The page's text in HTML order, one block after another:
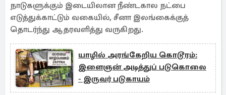
நாடுகளுக்கும் இடையிலான நீண்டகால நட்பை
எடுத்துக்காட்டும் வகையில், சீனா இலங்கைக்குத்
தொடர்ந்து ஆதரவளித்து வருகிறது.
யாழில் அரங்கேறிய கொடூரம்:
இளைஞன் அடித்துப் படுகொலை
- இருவர் படுகாயம்